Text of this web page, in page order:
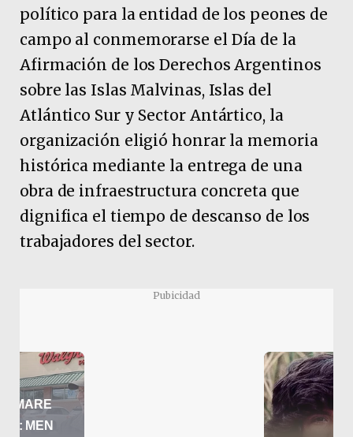
político para la entidad de los peones de
campo al conmemorarse el Día de la
Afirmación de los Derechos Argentinos
sobre las Islas Malvinas, Islas del
Atlántico Sur y Sector Antártico, la
organización eligió honrar la memoria
histórica mediante la entrega de una
obra de infraestructura concreta que
dignifica el tiempo de descanso de los
trabajadores del sector.
Pubicidad